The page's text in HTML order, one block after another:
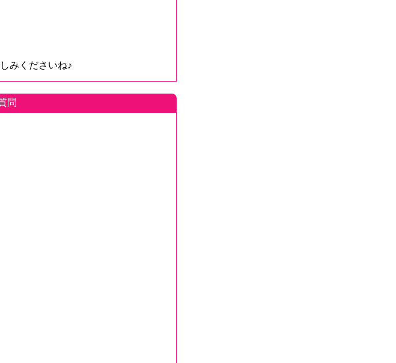
みくださいね♪
問